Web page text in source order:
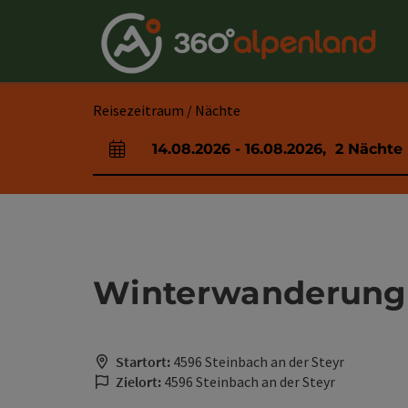
Accesskey
[0]
Zur NavigationAccesskey
[1]
Zum Seitenanfang[2]
Zur Kontaktseite Accesskey
[3]
Accesskey
[4]
Zum ImpressumAccesskey
[5]
Zu den Hinweisen zur Bedienung der Website
Zur StartseiteAccesskey
[7]
Reisezeitraum / Nächte
An- und Abreisefelder
14.08.2026 - 16.08.2026, 2 Nächte
Startort: 4596 Steinbach an der Steyr
Zielort: 4596 Steinbach an der Steyr